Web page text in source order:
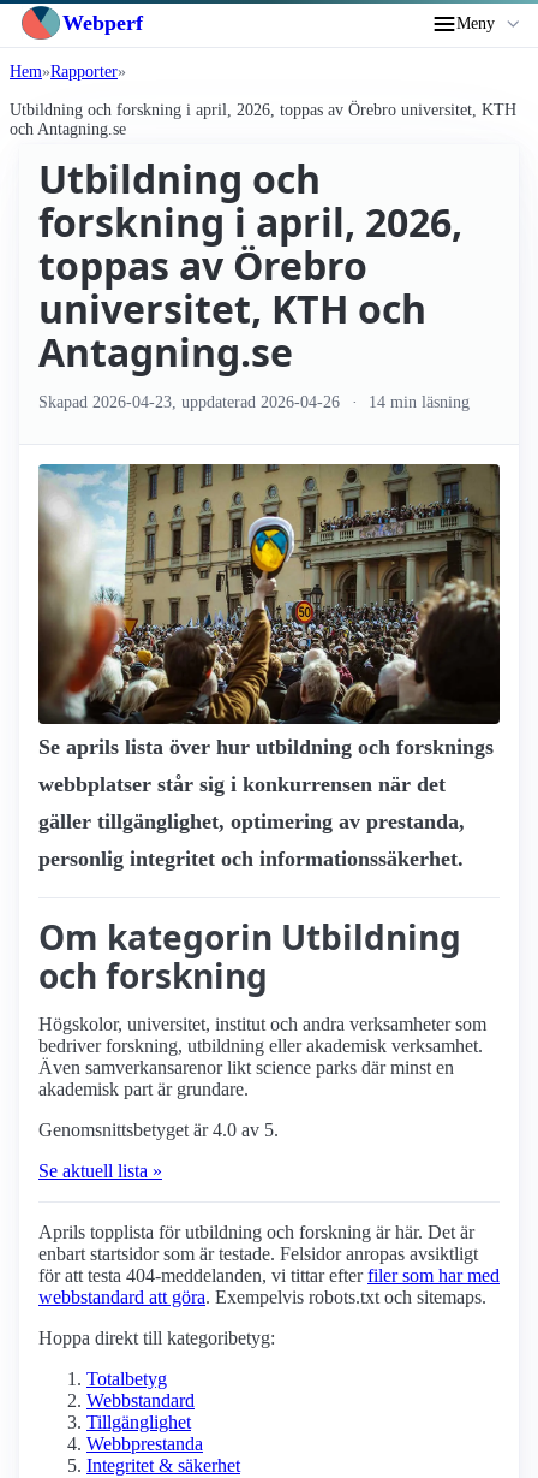
Webperf Meny
Hem Rapporter
Utbildning och forskning i april, 2026, toppas av Örebro universitet, KTH
och Antagning.se
Utbildning och
forskning i april, 2026,
toppas av Örebro
universitet, KTH och
Antagning.se
Skapad 2026-04-23 , uppdaterad 2026-04-26 14 min läsning
Se aprils lista över hur utbildning och forsknings
webbplatser står sig i konkurrensen när det
gäller tillgänglighet, optimering av prestanda,
personlig integritet och informationssäkerhet.
Om kategorin Utbildning
och forskning
Högskolor, universitet, institut och andra verksamheter som
bedriver forskning, utbildning eller akademisk verksamhet.
Även samverkans­arenor likt science parks där minst en
akademisk part är grundare.
Genomsnittsbetyget är 4.0 av 5.
Se aktuell lista »
Aprils topplista för utbildning och forskning är här. Det är
enbart startsidor som är testade. Felsidor anropas avsiktligt
för att testa 404-meddelanden, vi tittar efterfiler som har med
webbstandard att göra. Exempelvis robots.txt och sitemaps.
Hoppa direkt till kategoribetyg:
Totalbetyg
Webbstandard
Tillgänglighet
Webbprestanda
Integritet & säkerhet